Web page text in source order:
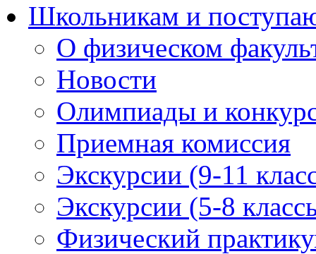
Школьникам и
О физическом
Новости
Олимпиады и
Приемная комиссия
Экскурсии (9-11
Экскурсии (5-8
Физический